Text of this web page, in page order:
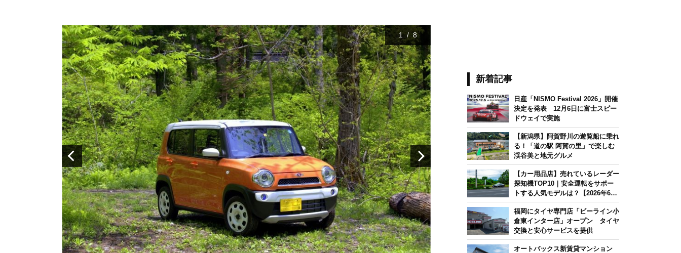
1/ 8
新着記事
日産「NISMO Festival 2026」開催
決定を発表 12月6日に富士スピー
ドウェイで実施
【新潟県】阿賀野川の遊覧船に乗れ
る！「道の駅 阿賀の里」で楽しむ
渓谷美と地元グルメ
【カー用品店】売れているレーダー
探知機TOP10｜安全運転をサポー
トする人気モデルは？【2026年6月
版】
福岡にタイヤ専門店「ビーライン小
倉東インター店」オープン タイヤ
交換と安心サービスを提供
オートバックス新賃貸マンション